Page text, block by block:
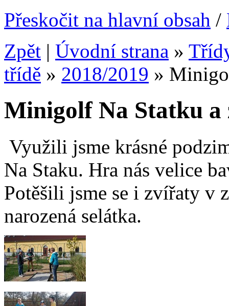
Přeskočit na hlavní obsah /
Zpět | Úvodní strana »
třídě » 2018/2019 »
Minigolf Na Statku a
Využili jsme krásné
Na Staku. Hra nás velice
Potěšili jsme se i zvířaty v
narozená